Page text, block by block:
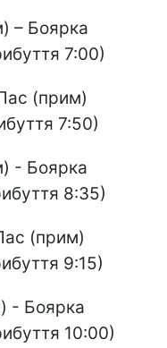
– Боярка
7:00)
(прим)
7:50)
- Боярка
8:35)
(прим)
9:15)
- Боярка
10:00)